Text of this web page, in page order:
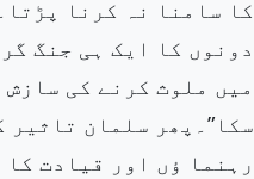
کا سامنا نہ کرنا
دونوں کا ایک ہی جنگ
میں ملوث کرنے کی
سکا”۔پھر سلمان
رہنما ؤں اور قیادت